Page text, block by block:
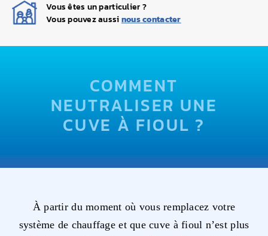
QUI SOMMES-NOUS ?
DÉPOSE DE CUVE
TRANSFERT DE FIOUL
Vous êtes un particulier ?
Vous pouvez aussinous contacter
COMMENT
NEUTRALISER UNE
CUVE À FIOUL ?
À partir du moment où vous remplacez votre
système de chauffage et que cuve à fioul n’est plus